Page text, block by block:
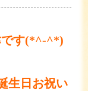
です(*^-^*)
生日お祝い